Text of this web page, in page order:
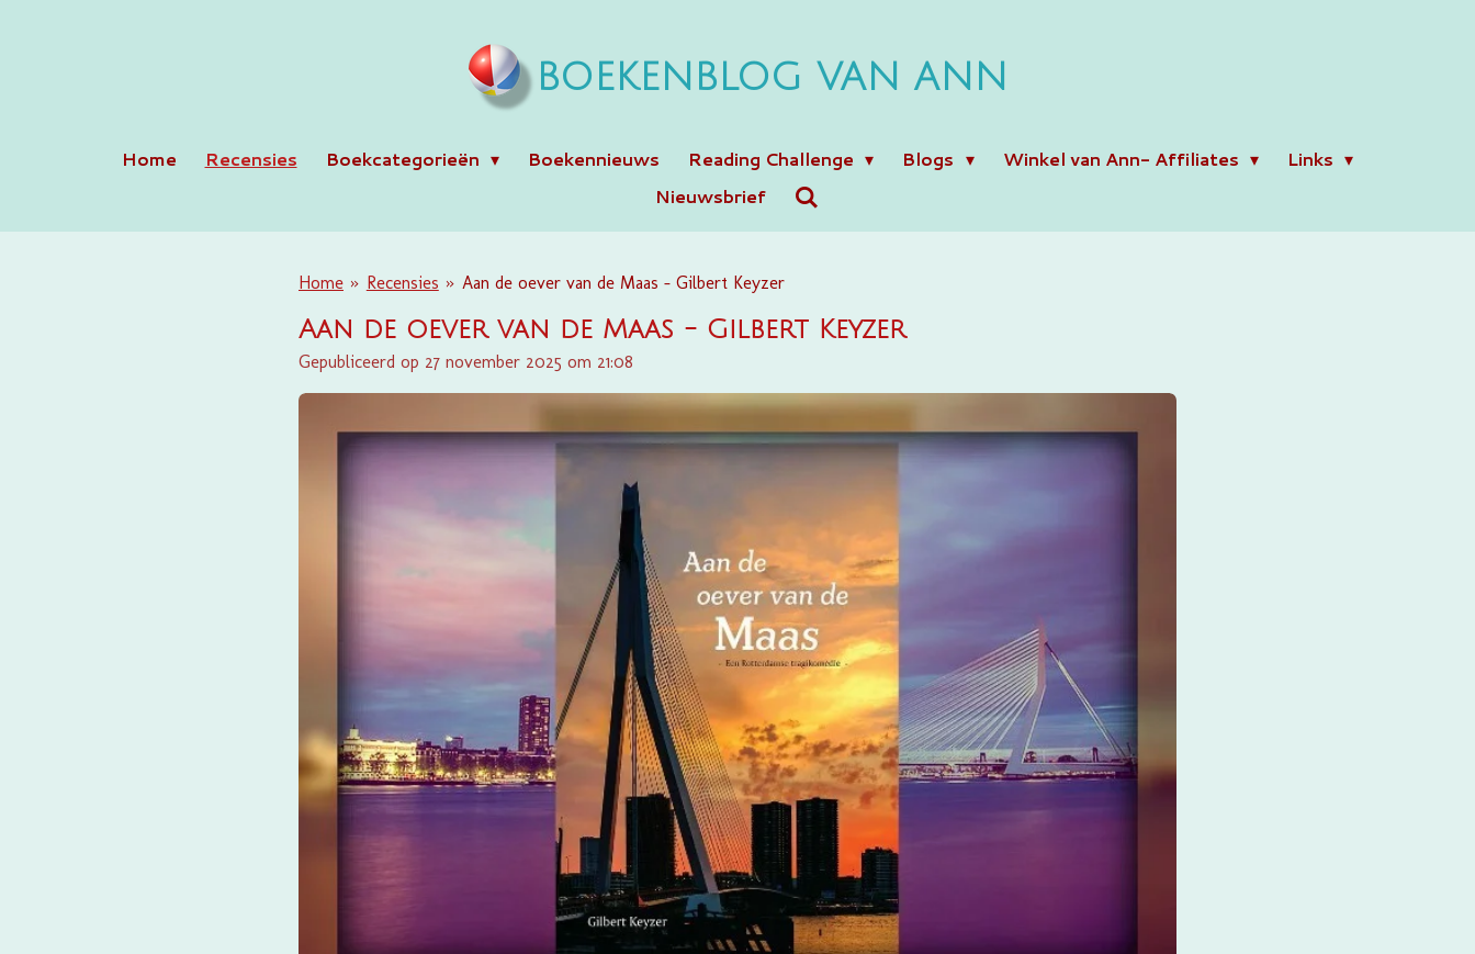
BOEKENBLOG VAN ANN
Home Recensies Boekcategorieën Boekennieuws Reading Challenge Blogs Winkel van Ann- Affiliates
Links
Nieuwsbrief
Home » Recensies » Aan de oever van de Maas - Gilbert Keyzer
Aan de oever van de Maas - Gilbert Keyzer
Gepubliceerd op 27 november 2025 om 21:08